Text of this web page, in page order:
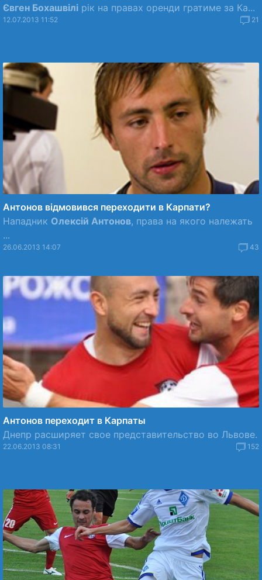
Євген Бохашвілі рік на правах оренди гратиме за Ка...
12.07.2013 11:52 21
Антонов відмовився переходити в Карпати?
Нападник Олексій Антонов, права на якого належать
...
26.06.2013 14:07 43
Антонов переходит в Карпаты
Днепр расширяет свое представительство во Львове.
22.06.2013 08:31 152